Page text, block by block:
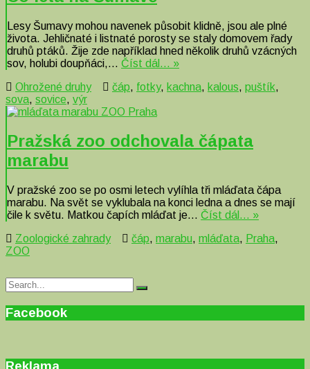
Lesy Šumavy mohou navenek působit klidně, jsou ale plné
života. Jehličnaté i listnaté porosty se staly domovem řady
druhů ptáků. Žije zde například hned několik druhů vzácných
sov, holubi doupňáci,… Číst dál… »
Ohrožené druhy
čáp, fotky, kachna, kalous, puštík,
sova, sovice, výr
Pražská zoo odchovala čápata
marabu
V pražské zoo se po osmi letech vylíhla tři mláďata čápa
marabu. Na svět se vyklubala na konci ledna a dnes se mají
čile k světu. Matkou čapích mláďat je… Číst dál… »
Zoologické zahrady
čáp, marabu, mláďata, Praha,
ZOO
Search
for:
Search
Facebook
Reklama